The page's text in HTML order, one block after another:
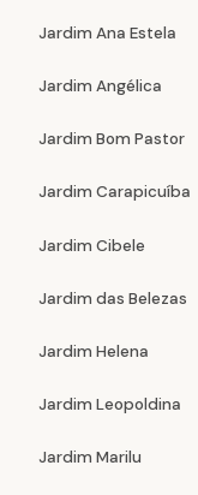
Jardim Ana Estela
Jardim Angélica
Jardim Bom Pastor
Jardim Carapicuíba
Jardim Cibele
Jardim das Belezas
Jardim Helena
Jardim Leopoldina
Jardim Marilu